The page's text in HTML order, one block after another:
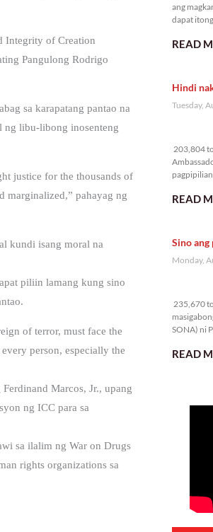
Integrity of Creation
Pangulong Rodrigo
sa karapatang pantao na
ng libu-libong inosenteng
justice for the thousands of
marginalized,” pahayag ng
kundi isang moral na
piliin lamang kung sino
of terror, must face the
person, especially the
Marcos, Jr., upang
ng ICC para sa
sa ilalim ng War on Drugs
rights organizations sa
ang
dapat
READ
Hindi
Tuesday,
203,804
READ
Sino ang
Monday,
235,670
SONA) ni
READ